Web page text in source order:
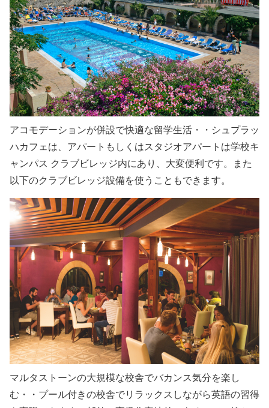
アコモデーションが併設で快適な留学生活・・シュプラッ
ハカフェは、アパートもしくはスタジオアパートは学校キ
ャンパス クラブビレッジ内にあり、大変便利です。また
以下のクラブビレッジ設備を使うこともできます。
マルタストーンの大規模な校舎でバカンス気分を楽し
む・・プール付きの校舎でリラックスしながら英語の習得